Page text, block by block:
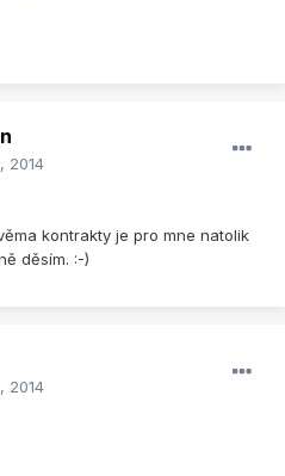
2014
kontrakty je pro mne natolik
děsím. :-)
2014